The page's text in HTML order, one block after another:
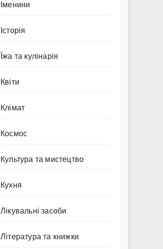
Іменини
Історія
Їжа та кулінарія
Квіти
Клімат
Космос
Культура та мистецтво
Кухня
Лікувальні засоби
Література та книжки